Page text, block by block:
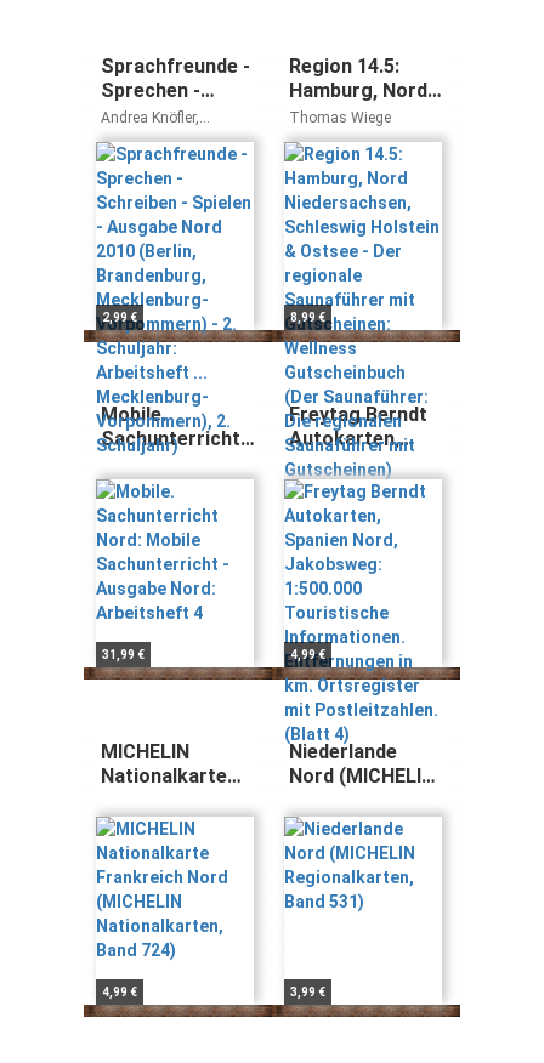
Sprachfreunde -
Sprechen -
Schreiben -
Spielen -
Ausgabe Nord
2010 (Berlin,
Brandenburg,
Mecklenburg-
Vorpommern) -
2. Schuljahr:
Arbeitsheft ...
Mecklenburg-
Vorpommern), 2.
Schuljahr)
Andrea Knöfler,
Susanne Kelch, Heike
Wessel, Heike
Schindler
2,99 €
Region 14.5:
Hamburg, Nord
Niedersachsen,
Schleswig
Holstein &
Ostsee - Der
regionale
Saunaführer mit
Gutscheinen:
Wellness
Gutscheinbuch
(Der
Saunaführer: Die
regionalen
Saunaführer mit
Gutscheinen)
Thomas Wiege
8,99 €
Mobile.
Sachunterricht
Nord: Mobile
Sachunterricht -
Ausgabe Nord:
Arbeitsheft 4
31,99 €
Freytag Berndt
Autokarten,
Spanien Nord,
Jakobsweg:
1:500.000
Touristische
Informationen.
Entfernungen in
km.
Ortsregister mit
Postleitzahlen.
(Blatt 4)
4,99 €
MICHELIN
Nationalkarte
(MICHELIN
Nationalkarten,
Band 724)
4,99 €
Niederlande
Nord (MICHELIN
Band 531)
3,99 €